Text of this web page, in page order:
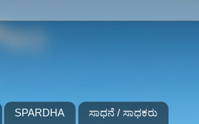
SPARDHA ಸಾಧನೆ / ಸಾಧಕರು